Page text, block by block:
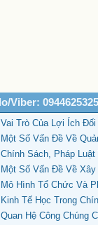
Viber:
Vai Trò Của Lợi Ích
Một Số Vấn Đề Về
Chính Sách, Pháp
Một Số Vấn Đề Về
Mô Hình Tổ Chức Và
Kinh Tế Học Trong
Quan Hệ Công Chúng